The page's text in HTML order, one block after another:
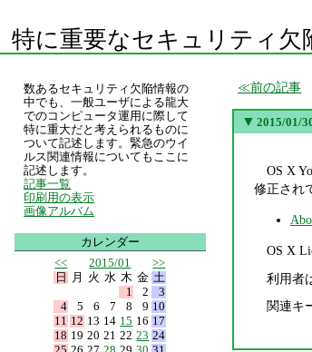
特に重要なセキュリティ欠
前の記事
▼ 2015/01/
OS X
修正され
OS X
利用者
関連キ
数あるセキュリティ欠陥情報の
中でも、一般ユーザによる龍大
でのコンピュータ運用に際して
特に重大だと考えられるものに
ついて記述します。緊急のウイ
ルス関連情報についてもここに
記述します。
記事一覧
印刷用の表示
画像アルバム
カレンダー
<<
2015/01
>>
日
月 火 水 木 金 土
1
2
3
4
5 6 7 8 9 10
11 12 13 14 15 16 17
18 19 20 21 22 23 24